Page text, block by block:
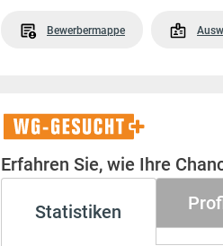
Bewerbermappe
WG-
Gesucht+
Erfahren Sie, wie Ihre
Statistiken